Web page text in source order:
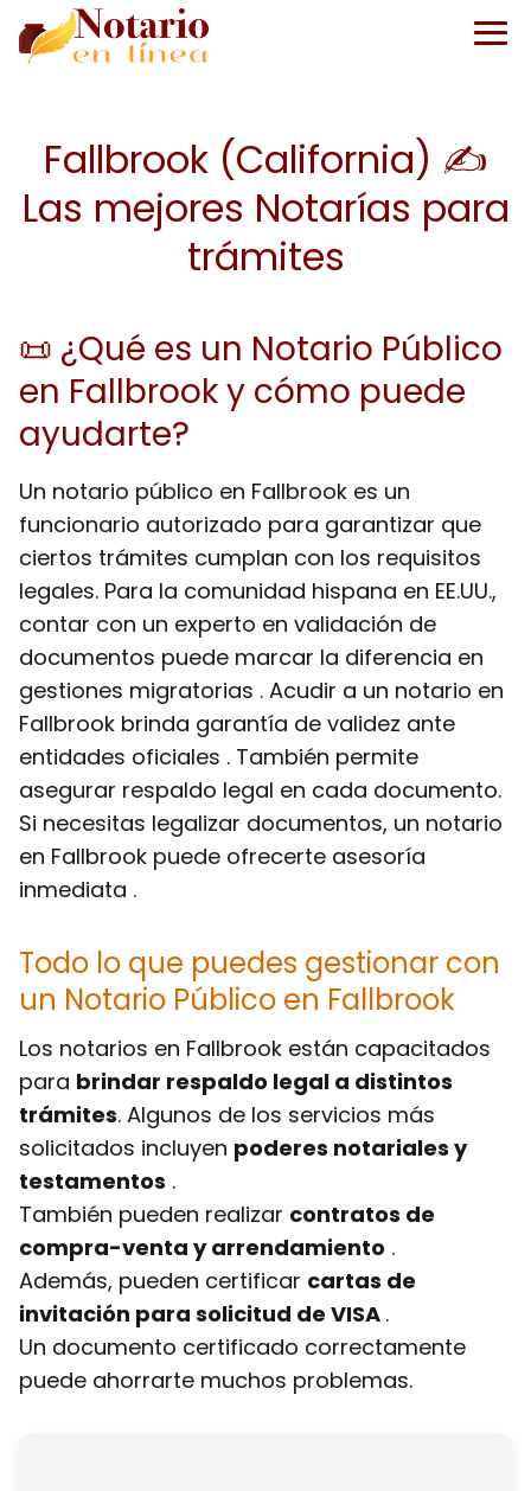
Fallbrook (California) ✍️
Las mejores Notarías para
trámites
📜 ¿Qué es un Notario Público
en Fallbrook y cómo puede
ayudarte?
Un notario público en Fallbrook es un
funcionario autorizado para garantizar que
ciertos trámites cumplan con los requisitos
legales. Para la comunidad hispana en EE.UU.,
contar con un experto en validación de
documentos puede marcar la diferencia en
gestiones migratorias . Acudir a un notario en
Fallbrook brinda garantía de validez ante
entidades oficiales . También permite
asegurar respaldo legal en cada documento.
Si necesitas legalizar documentos, un notario
en Fallbrook puede ofrecerte asesoría
inmediata .
Todo lo que puedes gestionar con
un Notario Público en Fallbrook
Los notarios en Fallbrook están capacitados
para brindar respaldo legal a distintos
trámites. Algunos de los servicios más
solicitados incluyen poderes notariales y
testamentos .
También pueden realizar contratos de
compra-venta y arrendamiento .
Además, pueden certificar cartas de
invitación para solicitud de VISA .
Un documento certificado correctamente
puede ahorrarte muchos problemas.